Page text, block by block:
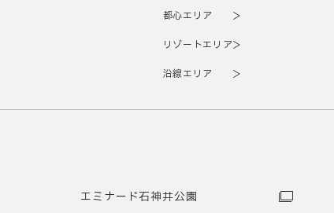
都心エリア
リゾートエリア
沿線エリア
エミナード石神井公園